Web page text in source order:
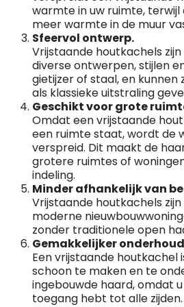
warmte in uw ruimte,
meer warmte in de muur
Sfeervol ontwerp.
Vrijstaande houtkachels
diverse ontwerpen, stijlen
gietijzer of staal, en kunnen
als klassieke uitstraling
Geschikt voor grote
Omdat een vrijstaande
een ruimte staat, wordt de
verspreid. Dit maakt de
grotere ruimtes of
indeling.
Minder afhankelijk van
Vrijstaande houtkachels
moderne
zonder traditionele open
Gemakkelijker
Een vrijstaande houtkachel
schoon te maken en te
ingebouwde haard, omdat
toegang hebt tot alle zijden.